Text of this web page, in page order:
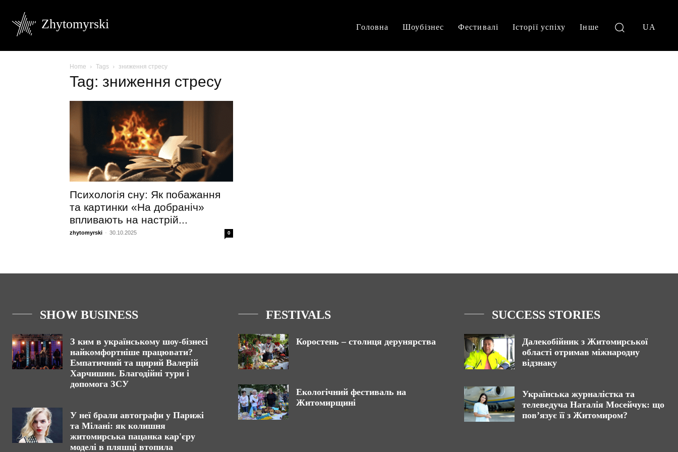
Zhytomyrski Головна Шоубізнес Фестивалі Історії успіху Інше UA
Home Tags зниження стресу
Tag: зниження стресу
Психологія сну: Як побажання
та картинки «На добраніч»
впливають на настрій...
zhytomyrski - 30.10.2025 0
SHOW BUSINESS
З ким в українському шоу-бізнесі
найкомфортніше працювати?
Емпатичний та щирий Валерій
Харчишин. Благодійні тури і
допомога ЗСУ
У неї брали автографи у Парижі
та Мілані: як колишня
житомирська пацанка кар'єру
моделі в пляшці втопила
FESTIVALS
Коростень – столиця дерунярства
Екологічний фестиваль на
Житомирщині
SUCCESS STORIES
Далекобійник з Житомирської
області отримав міжнародну
відзнаку
Українська журналістка та
телеведуча Наталія Мосейчук: що
пов’язує її з Житомиром?